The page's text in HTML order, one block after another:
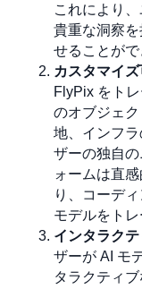
これにより
貴重な洞察
せることがで
カスタマイ
FlyPix をト
のオブジェ
地、インフ
ザーの独自
ォームは直
り、コーデ
モデルをトレ
インタラク
ザーが AI モ
タラクティ